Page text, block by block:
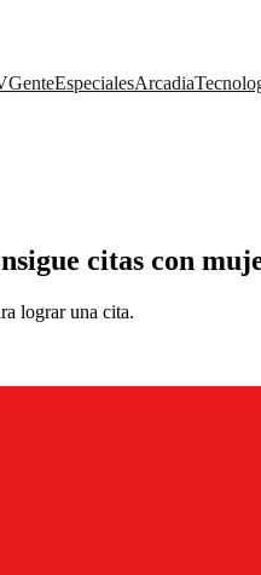
GenteEspecialesArcadia
citas con
lograr una cita.